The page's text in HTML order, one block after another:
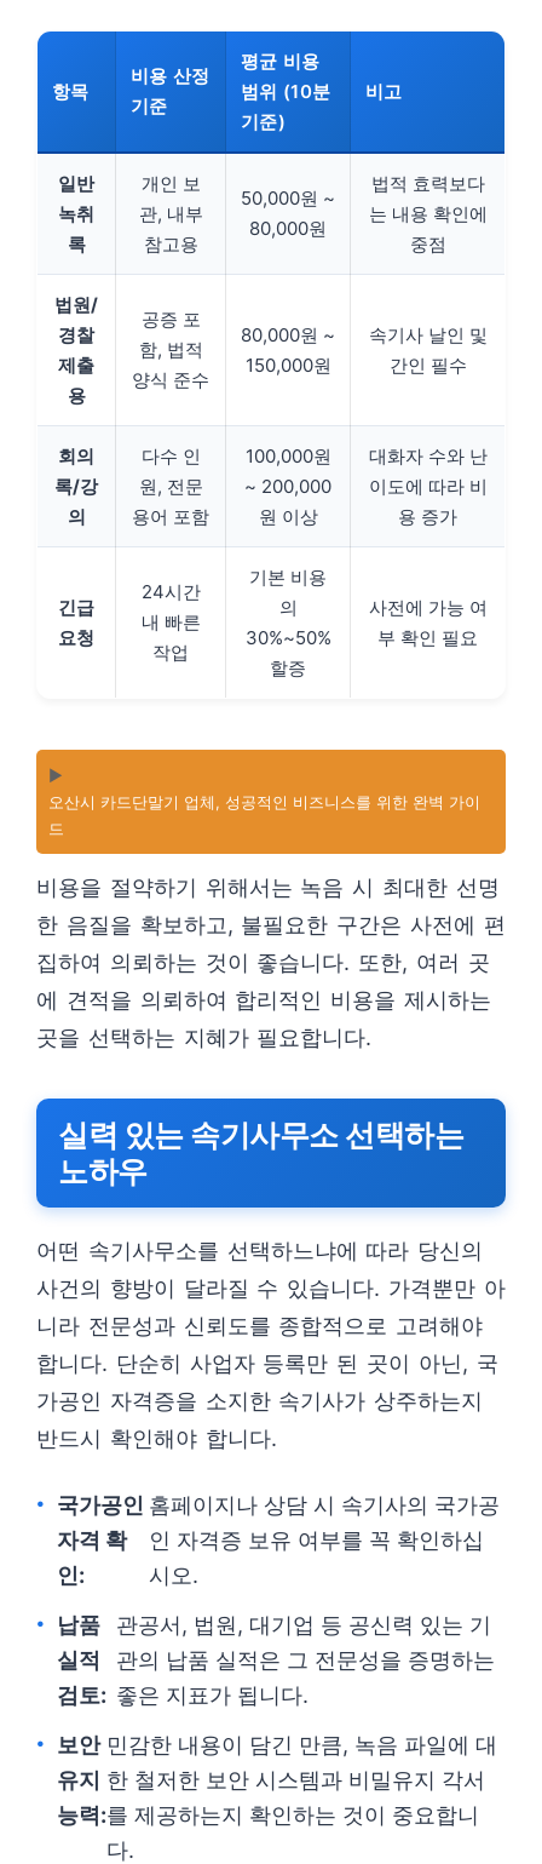
항목
비용 산정
기준
평균 비용
범위 (10분
기준)
비고
일반
녹취
록
개인 보
관, 내부
참고용
50,000원 ~
80,000원
법적 효력보다
는 내용 확인에
중점
법원/
경찰
제출
용
공증 포
함, 법적
양식 준수
80,000원 ~
150,000원
속기사 날인 및
간인 필수
회의
록/강
의
다수 인
원, 전문
용어 포함
100,000원
~ 200,000
원 이상
대화자 수와 난
이도에 따라 비
용 증가
긴급
요청
24시간
내 빠른
작업
기본 비용
의
30%~50%
할증
사전에 가능 여
부 확인 필요
▶️
오산시 카드단말기 업체, 성공적인 비즈니스를 위한 완벽 가이
드
비용을 절약하기 위해서는 녹음 시 최대한 선명
한 음질을 확보하고, 불필요한 구간은 사전에 편
집하여 의뢰하는 것이 좋습니다. 또한, 여러 곳
에 견적을 의뢰하여 합리적인 비용을 제시하는
곳을 선택하는 지혜가 필요합니다.
실력 있는 속기사무소 선택하는
노하우
어떤 속기사무소를 선택하느냐에 따라 당신의
사건의 향방이 달라질 수 있습니다. 가격뿐만 아
니라 전문성과 신뢰도를 종합적으로 고려해야
합니다. 단순히 사업자 등록만 된 곳이 아닌, 국
가공인 자격증을 소지한 속기사가 상주하는지
반드시 확인해야 합니다.
국가공인
자격 확
인:
홈페이지나 상담 시 속기사의 국가공
인 자격증 보유 여부를 꼭 확인하십
시오.
납품
실적
검토:
관공서, 법원, 대기업 등 공신력 있는 기
관의 납품 실적은 그 전문성을 증명하는
좋은 지표가 됩니다.
보안
유지
능력:
민감한 내용이 담긴 만큼, 녹음 파일에 대
한 철저한 보안 시스템과 비밀유지 각서
를 제공하는지 확인하는 것이 중요합니
다.